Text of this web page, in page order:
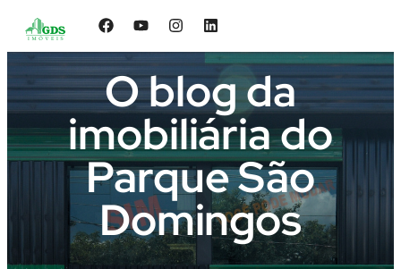
O blog da
imobiliária do
Parque São
Domingos